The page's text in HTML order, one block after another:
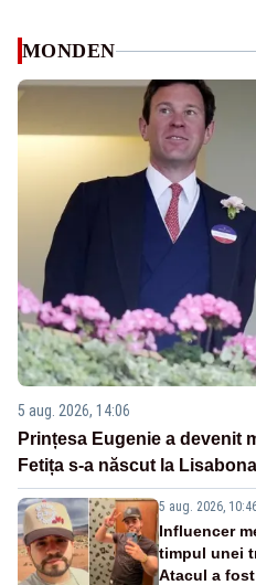
MONDEN
5 aug. 2026, 14:06
Prințesa Eugenie a devenit
Fetița s-a născut la Lisabona
5 aug. 2026,
Influencer
timpul unei
Atacul a